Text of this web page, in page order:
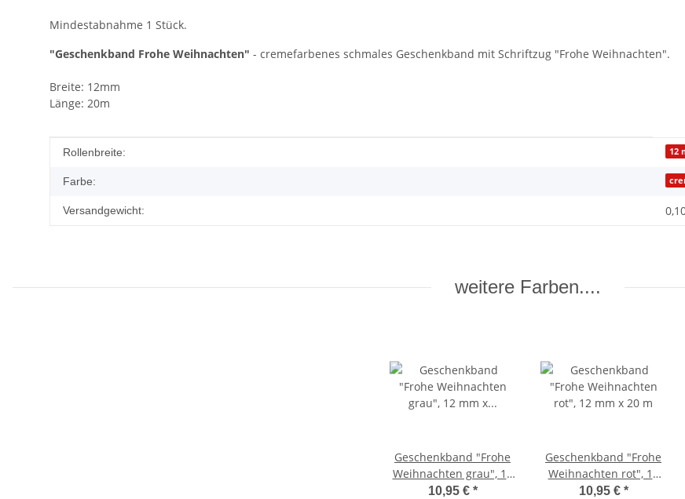
Mindestabnahme 1 Stück.
"Geschenkband Frohe Weihnachten" - cremefarbenes schmales Geschenkband mit Schriftzug "Frohe Weihnachten".
Breite: 12mm
Länge: 20m
Produkteigenschaft
Wert
Rollenbreite: 12
Farbe:
Versandgewicht:
weitere Farben....
Geschenkband "Frohe
Weihnachten grau", 12
mm x 20 m
10,95 € *
Geschenkband "Frohe
Weihnachten rot", 12
mm x 20 m
10,95 € *